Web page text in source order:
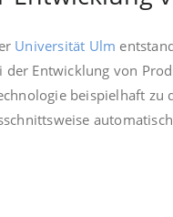
Universität Ulm
Entwicklung von
beispielhaft